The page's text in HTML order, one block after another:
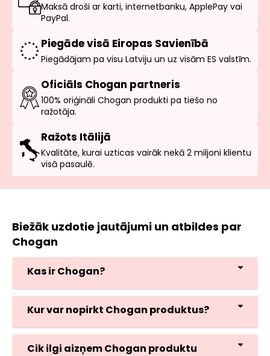
Maksā droši ar karti, internetbanku, ApplePay vai
PayPal.
Piegāde visā Eiropas Savienībā
Piegādājam pa visu Latviju un uz visām ES valstīm.
Oficiāls Chogan partneris
100% oriģināli Chogan produkti pa tiešo no
ražotāja.
Ražots Itālijā
Kvalitāte, kurai uzticas vairāk nekā 2 miljoni klientu
visā pasaulē.
Biežāk uzdotie jautājumi un atbildes par
Chogan
Kas ir Chogan?
Kur var nopirkt Chogan produktus?
Cik ilgi aizņem Chogan produktu